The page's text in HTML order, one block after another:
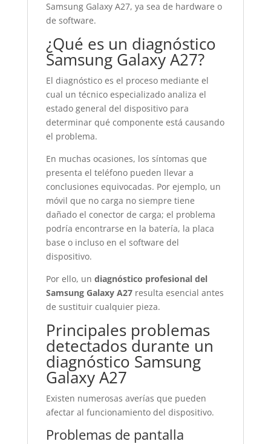
Samsung Galaxy A27, ya sea de hardware o
de software.
¿Qué es un diagnóstico
Samsung Galaxy A27?
El diagnóstico es el proceso mediante el
cual un técnico especializado analiza el
estado general del dispositivo para
determinar qué componente está causando
el problema.
En muchas ocasiones, los síntomas que
presenta el teléfono pueden llevar a
conclusiones equivocadas. Por ejemplo, un
móvil que no carga no siempre tiene
dañado el conector de carga; el problema
podría encontrarse en la batería, la placa
base o incluso en el software del
dispositivo.
Por ello, un diagnóstico profesional del
Samsung Galaxy A27resulta esencial antes
de sustituir cualquier pieza.
Principales problemas
detectados durante un
diagnóstico Samsung
Galaxy A27
Existen numerosas averías que pueden
afectar al funcionamiento del dispositivo.
Problemas de pantalla